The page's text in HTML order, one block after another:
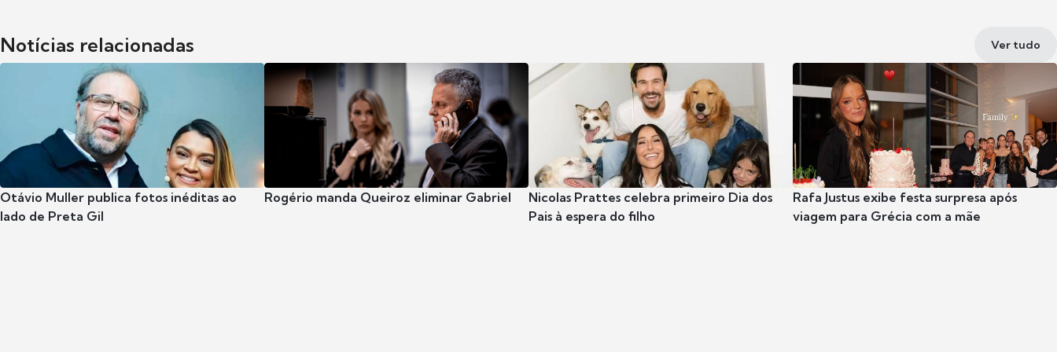
Notícias relacionadas Ver tudo
Otávio Muller publica fotos inéditas ao
lado de Preta Gil
Rogério manda Queiroz eliminar Gabriel
Nicolas Prattes celebra primeiro Dia dos
Pais à espera do filho
Rafa Justus exibe festa surpresa após
viagem para Grécia com a mãe